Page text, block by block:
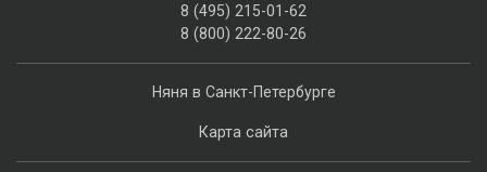
Няня в Санкт-Петербурге
Карта сайта
8 (495) 215-01-62
8 (800) 222-80-26